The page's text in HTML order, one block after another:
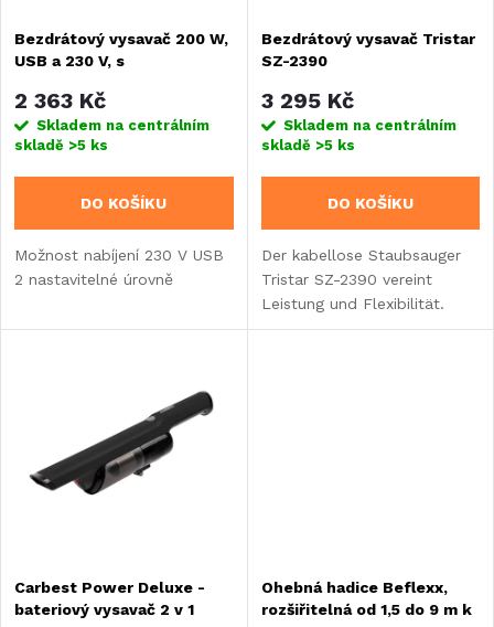
p
r
o
d
u
k
s
p
r
o
d
ů
Bezdrátový vysavač 200 W,
USB a 230 V, s
Stříbrnošedý
2 363 Kč
Skladem na centrálním
skladě >5 ks
DO KOŠÍKU
Možnost nabíjení 230 V USB
2 nastavitelné úrovně
Bezdrátový vysavač Tristar
SZ-2390
3 295 Kč
Skladem na centrálním
skladě >5 ks
DO KOŠÍKU
Der kabellose Staubsauger
Tristar SZ-2390 vereint
Leistung und Flexibilität.
Dank seinem kraftvollen 250-
Carbest Power Deluxe -
bateriový vysavač 2 v 1
Ohebná hadice Beflexx,
rozšiřitelná od 1,5 do 9 m k